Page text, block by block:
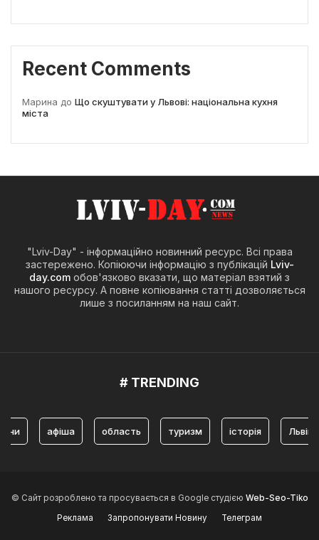
Recent Comments
Марина до Що скуштувати у Львові: національна кухня
міста
"Lviv-Day" - інформаційно новинний ресурс. Всі права
застережено. Копіюючи інформацію з публікацій Lviv-
day.com обов'язково вказати, що матеріал взятий з
нашого ресурсу. А повне копіювання статті дозволяється
лише з посиланням на наш сайт.
# TRENDING
афіша область туризм історія Львів
© Сайт розроблено та просувається в Google студією Web-Seo-Tiko
Реклама
Запропонувати Новину Телеграм